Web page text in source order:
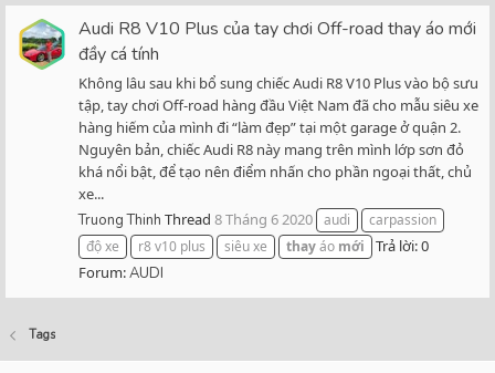
Audi R8 V10 Plus của tay chơi Off-road thay áo mới
đầy cá tính
Không lâu sau khi bổ sung chiếc Audi R8 V10 Plus vào bộ sưu
tập, tay chơi Off-road hàng đầu Việt Nam đã cho mẫu siêu xe
hàng hiếm của mình đi “làm đẹp” tại một garage ở quận 2.
Nguyên bản, chiếc Audi R8 này mang trên mình lớp sơn đỏ
khá nổi bật, để tạo nên điểm nhấn cho phần ngoại thất, chủ
xe...
Truong Thinh Thread 8 Tháng 6 2020 audi
carpassion
độ xe
r8 v10 plus siêu xe thayáo mới
Trả lời: 0
Forum:AUDI
Tags